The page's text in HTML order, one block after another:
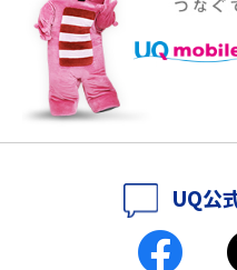
iPhone 16eとiPhone 14を徹底比較
iPhone 16シリーズのモデルを比較
iPhone 16とiPhone 15の違いは？カ
スマホが高い理由は？購入費用を
UQ公